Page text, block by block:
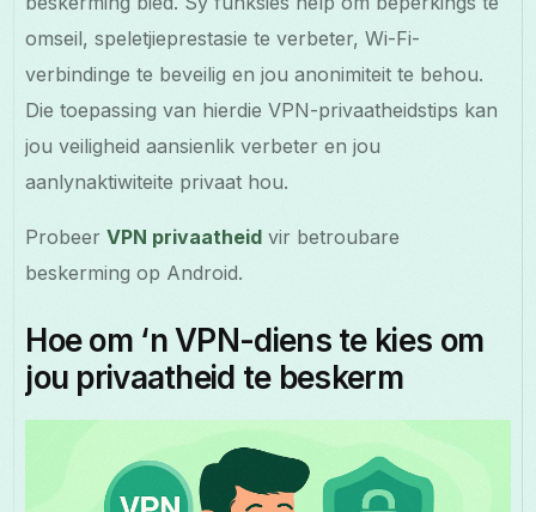
omseil, speletjieprestasie te verbeter, Wi-Fi-
verbindinge te beveilig en jou anonimiteit te behou.
Die toepassing van hierdie VPN-privaatheidstips kan
jou veiligheid aansienlik verbeter en jou
aanlynaktiwiteite privaat hou.
ProbeerVPN privaatheid vir betroubare
beskerming op Android.
Hoe om ‘n VPN-diens te kies om
jou privaatheid te beskerm